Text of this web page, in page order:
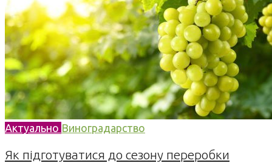
Актуально Виноградарство
Як підготуватися до сезону переробки